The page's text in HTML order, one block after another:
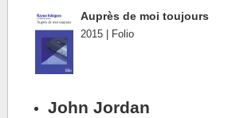
Auprès de moi toujours
2015 | Folio
John Jordan